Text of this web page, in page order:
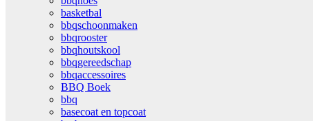
basketbal
bbqschoonmaken
bbqrooster
bbqhoutskool
bbqgereedschap
bbqaccessoires
BBQ Boek
bbq
basecoat en topcoat